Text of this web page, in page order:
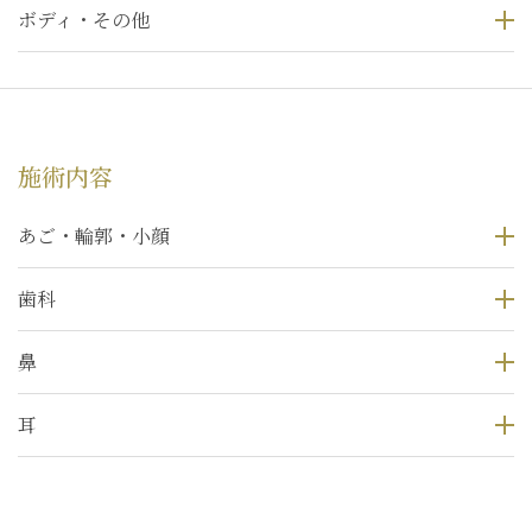
ボディ・その他
施術内容
あご・輪郭・小顔
歯科
鼻
耳